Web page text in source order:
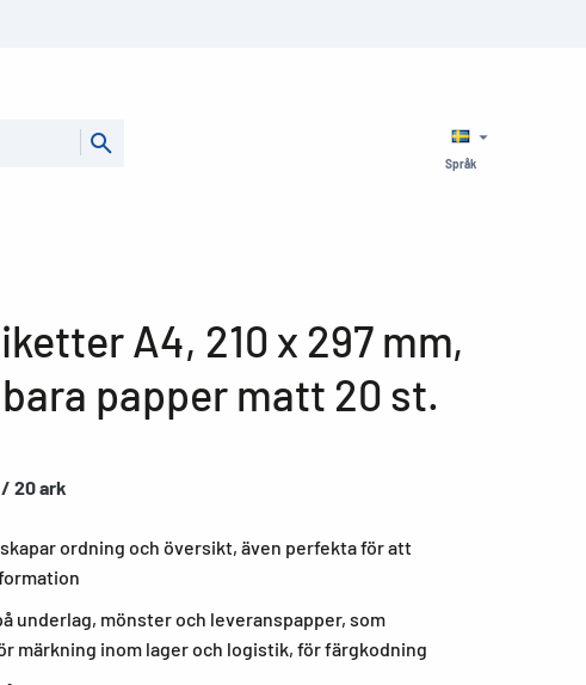
Språk
A4, 210 x 297 mm,
papper matt 20 st.
20 ark
ordning och översikt, även perfekta för att
underlag, mönster och leveranspapper, som
märkning inom lager och logistik, för färgkodning